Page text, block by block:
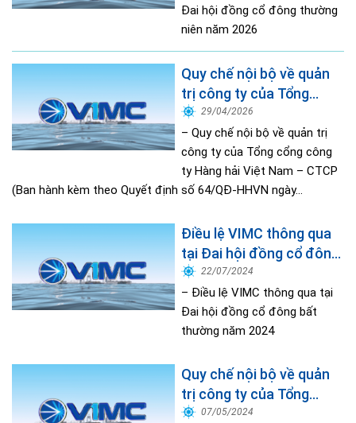
Đai hội đồng cổ đông thường
niên năm 2026
Quy chế nội bộ về quản
trị công ty của Tổng
cổng công ty Hàng hải
Việt Nam – CTCP
29/04/2026
– Quy chế nội bộ về quản trị
công ty của Tổng cổng công
ty Hàng hải Việt Nam – CTCP
(Ban hành kèm theo Quyết định số 64/QĐ-HHVN ngày...
Điều lệ VIMC thông qua
tại Đai hội đồng cổ đông
bất thường năm 2024
22/07/2024
– Điều lệ VIMC thông qua tại
Đai hội đồng cổ đông bất
thường năm 2024
Quy chế nội bộ về quản
trị công ty của Tổng
công ty Hàng hải Việt
07/05/2024